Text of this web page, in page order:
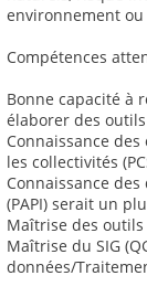
environnement
Compétences
Bonne capacité à
élaborer des
Connaissance
les collectivités
Connaissance
(PAPI) serait un
Maîtrise des outils
Maîtrise du SIG
données/